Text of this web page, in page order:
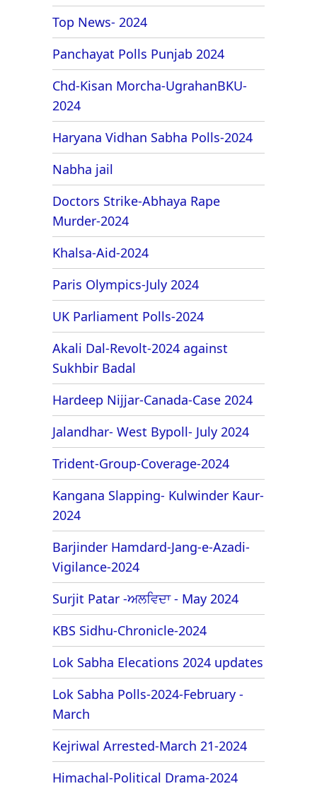
Top News- 2024
Panchayat Polls Punjab 2024
Chd-Kisan Morcha-UgrahanBKU-
2024
Haryana Vidhan Sabha Polls-2024
Nabha jail
Doctors Strike-Abhaya Rape
Murder-2024
Khalsa-Aid-2024
Paris Olympics-July 2024
UK Parliament Polls-2024
Akali Dal-Revolt-2024 against
Sukhbir Badal
Hardeep Nijjar-Canada-Case 2024
Jalandhar- West Bypoll- July 2024
Trident-Group-Coverage-2024
Kangana Slapping- Kulwinder Kaur-
2024
Barjinder Hamdard-Jang-e-Azadi-
Vigilance-2024
Surjit Patar -ਅਲਵਿਦਾ - May 2024
KBS Sidhu-Chronicle-2024
Lok Sabha Elecations 2024 updates
Lok Sabha Polls-2024-February -
March
Kejriwal Arrested-March 21-2024
Himachal-Political Drama-2024